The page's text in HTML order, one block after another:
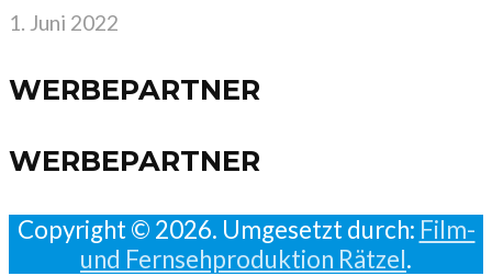
1. Juni 2022
WERBEPARTNER
WERBEPARTNER
Copyright © 2026. Umgesetzt durch: Film-
und Fernsehproduktion Rätzel.